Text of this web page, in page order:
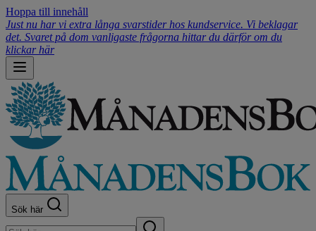
Hoppa till innehåll
Just nu har vi extra långa svarstider hos kundservice. Vi beklagar
det. Svaret på dom vanligaste frågorna hittar du därför om du
klickar här
Sök här